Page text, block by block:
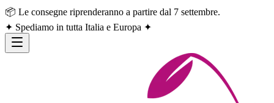
📦 Le consegne riprenderanno a partire dal 7 settembre.
✦ Spediamo in tutta Italia e Europa ✦